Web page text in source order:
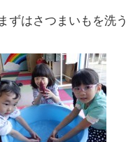
ずはさつまいもを洗